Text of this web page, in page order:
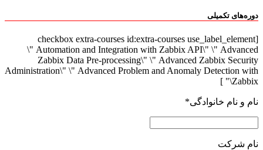
دوره‌های تکمیلی
[checkbox extra-courses id:extra-courses use_label_element
\" Automation and Integration with Zabbix API\" \" Advanced
Zabbix Data Pre-processing\" \" Advanced Zabbix Security
Administration\" \" Advanced Problem and Anomaly Detection with
Zabbix\" ]
نام و نام خانوادگی*
نام شرکت